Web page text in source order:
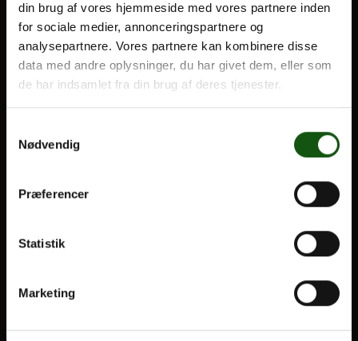
din brug af vores hjemmeside med vores partnere inden
for sociale medier, annonceringspartnere og
analysepartnere. Vores partnere kan kombinere disse
data med andre oplysninger, du har givet dem, eller som
de har indsamlet fra din brug af deres tjenester.
Nødvendig
Præferencer
Statistik
Marketing
Om E.G.
BLIV ELEV
Optagelse
STX
Alle fag og valgfag
OM E.G.
Nyheder